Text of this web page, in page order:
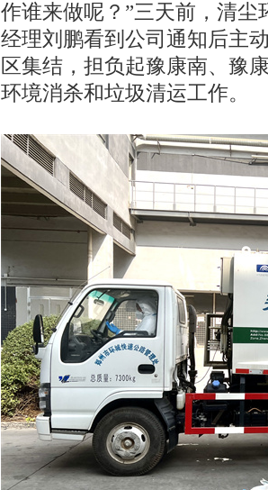
作谁来做呢？”三天前，清
经理刘鹏看到公司通知后主
区集结，担负起豫康南、豫
环境消杀和垃圾清运工作。